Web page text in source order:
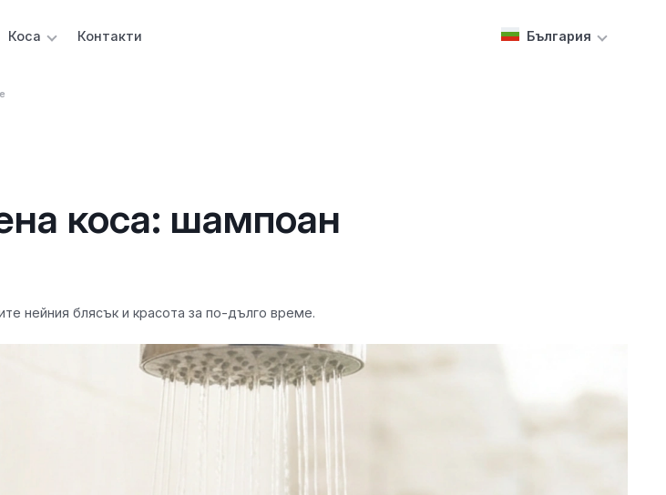
Коса Контакти България
коса: шампоан
нейния блясък и красота за по-дълго време.